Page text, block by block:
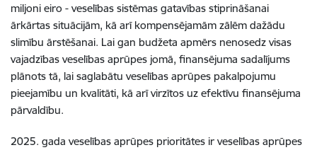
miljoni eiro - veselības sistēmas gatavības stiprināšanai
ārkārtas situācijām, kā arī kompensējamām zālēm dažādu
slimību ārstēšanai. Lai gan budžeta apmērs nenosedz visas
vajadzības veselības aprūpes jomā, finansējuma sadalījums
plānots tā, lai saglabātu veselības aprūpes pakalpojumu
pieejamību un kvalitāti, kā arī virzītos uz efektīvu finansējuma
pārvaldību.
2025. gada veselības aprūpes prioritātes ir veselības aprūpes